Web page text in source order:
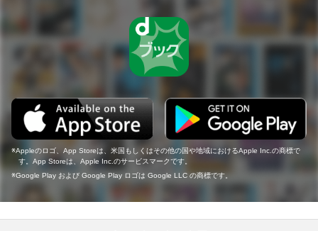
Appleのロゴ、App Storeは、米国もしくはその他の国や地域におけるApple Inc.の商標で
す。App Storeは、Apple Inc.のサービスマークです。
Google Play および Google Play ロゴは Google LLC の商標です。